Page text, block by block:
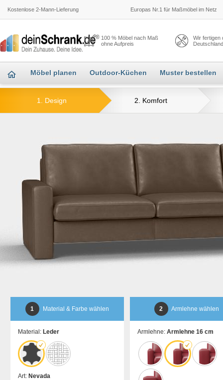
Kostenlose 2-Mann-Lieferung Europas Nr.1 für Maßmöbel im Netz
100 % Möbel nach Maß
ohne Aufpreis
Wir fertigen
Möbel planen Outdoor-Küchen Muster bestellen
2. Komfort
1. Design
1 Material & Farbe wählen
Material: Leder
Art: Nevada
2 Armlehne wählen
Armlehne: Armlehne 16 cm